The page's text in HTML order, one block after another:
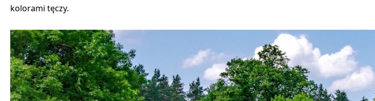
kolorami tęczy.